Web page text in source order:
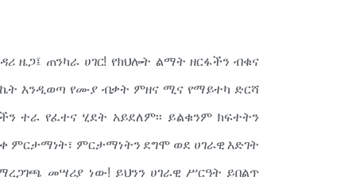
ዜጋ፤ ጠንካራ ሀገር! የክህሎት ልማት ዘርፋችን ብቁና
እንዲወጣ የሙያ ብቃት ምዘና ሚና የማይተካ ድርሻ
ተራ የፈተና ሂደት አይደለም፡፡ ይልቁንም ክፍተትን
ምርታማነት፣ ምርታማነትን ደግሞ ወደ ሀገራዊ እድገት
መሣሪያ ነው! ይህንን ሀገራዊ ሥርዓት ይበልጥ